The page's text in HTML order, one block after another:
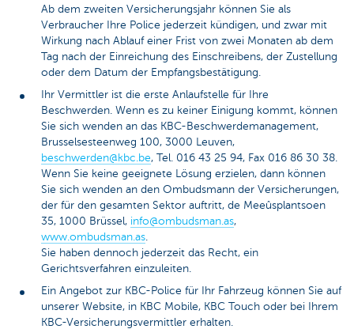
Ab dem zweiten Versicherungsjahr können Sie als
Verbraucher Ihre Police jederzeit kündigen, und zwar mit
Wirkung nach Ablauf einer Frist von zwei Monaten ab dem
Tag nach der Einreichung des Einschreibens, der Zustellung
oder dem Datum der Empfangsbestätigung.
Ihr Vermittler ist die erste Anlaufstelle für Ihre
Beschwerden. Wenn es zu keiner Einigung kommt, können
Sie sich wenden an das KBC-Beschwerdemanagement,
Brusselsesteenweg 100, 3000 Leuven,
beschwerden@kbc.be, Tel. 016 43 25 94, Fax 016 86 30 38.
Wenn Sie keine geeignete Lösung erzielen, dann können
Sie sich wenden an den Ombudsmann der Versicherungen,
der für den gesamten Sektor auftritt, de Meeûsplantsoen
35, 1000 Brüssel, info@ombudsman.as,
www.ombudsman.as
Sie haben dennoch jederzeit das Recht, ein
Gerichtsverfahren einzuleiten.
Ein Angebot zur KBC-Police für Ihr Fahrzeug können Sie auf
unserer Website, in KBC Mobile, KBC Touch oder bei Ihrem
KBC-Versicherungsvermittler erhalten.